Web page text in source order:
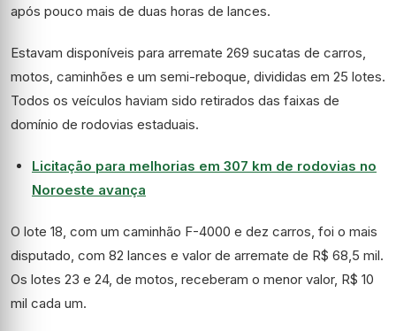
após pouco mais de duas horas de lances.
Estavam disponíveis para arremate 269 sucatas de carros,
motos, caminhões e um semi-reboque, divididas em 25 lotes.
Todos os veículos haviam sido retirados das faixas de
domínio de rodovias estaduais.
Licitação para melhorias em 307 km de rodovias no
Noroeste avança
O lote 18, com um caminhão F-4000 e dez carros, foi o mais
disputado, com 82 lances e valor de arremate de R$ 68,5 mil.
Os lotes 23 e 24, de motos, receberam o menor valor, R$ 10
mil cada um.